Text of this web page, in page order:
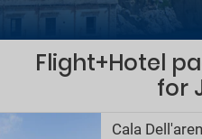
Flight+Hotel
for
Cala